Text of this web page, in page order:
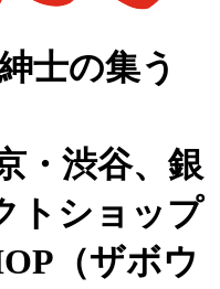
士の集う
・渋谷、銀
トショップ
（ザボウ